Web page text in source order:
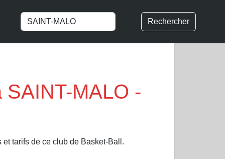
Rechercher
MALO -
tarifs de ce club de Basket-Ball.